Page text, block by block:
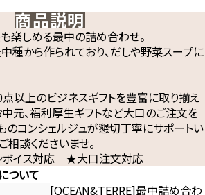
商品説明
楽しめる最中の詰め合わせ。
種から作られており、だしや野菜スープに
上のビジネスギフトを豊富に取り揃え
中元、福利厚生ギフトなど大口のご注文を
のコンシェルジュが懇切丁寧にサポートい
談くださいませ。
イス対応 ★大口注文対応
ついて
[OCEAN&TERRE]最中詰め合わ